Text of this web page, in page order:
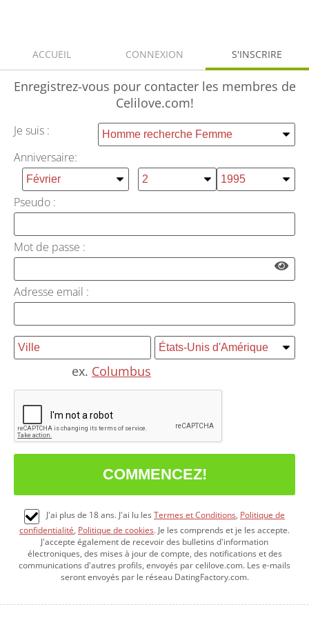
ACCUEIL CONNEXION S'INSCRIRE
Enregistrez-vous pour contacter les membres de
Celilove.com!
Je suis :
Anniversaire:
Pseudo :
Mot de passe :
Adresse email :
ex. Columbus
J'ai plus de 18 ans. J'ai lu les Termes et Conditions, Politique de
confidentialité, Politique de cookies. Je les comprends et je les accepte.
J'accepte également de recevoir des bulletins d'information
électroniques, des mises à jour de compte, des notifications et des
communications d'autres profils, envoyés par celilove.com. Les e-mails
seront envoyés par le réseau DatingFactory.com.